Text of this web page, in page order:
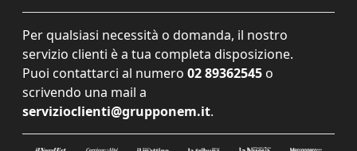
Per qualsiasi necessità o domanda, il nostro
servizio clienti è a tua completa disposizione.
Puoi contattarci al numero 02 89362545 o
scrivendo una mail a
servizioclienti@grupponem.it.